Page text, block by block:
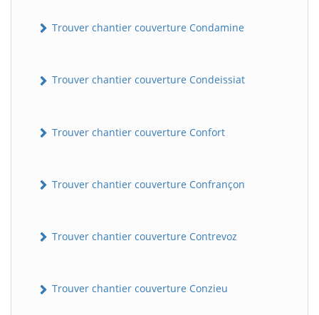
Trouver chantier couverture Condamine
Trouver chantier couverture Condeissiat
Trouver chantier couverture Confort
Trouver chantier couverture Confrançon
Trouver chantier couverture Contrevoz
Trouver chantier couverture Conzieu
Assistant en ligne